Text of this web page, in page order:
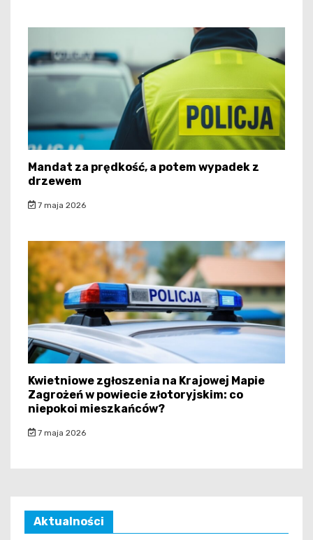
Mandat za prędkość, a potem wypadek z
drzewem
7 maja 2026
Kwietniowe zgłoszenia na Krajowej Mapie
Zagrożeń w powiecie złotoryjskim: co
niepokoi mieszkańców?
7 maja 2026
Aktualności